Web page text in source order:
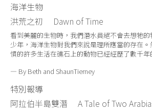
海洋生物
洪荒之初 Dawn of Time
看到美麗的生物時，我們潛水員絕不會去想牠
少年，海洋生物對我們來說是理所應當的存在
慣的許多生活在礁石上的動物已經經歷了數千年
— By Beth and ShaunTierney
特別報導
阿拉伯半島雙潛 A Tale of Two